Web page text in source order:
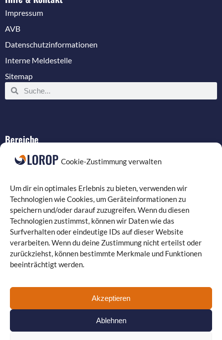
Cookie-Zustimmung verwalten
Um dir ein optimales Erlebnis zu bieten, verwenden wir
Technologien wie Cookies, um Geräteinformationen zu
speichern und/oder darauf zuzugreifen. Wenn du diesen
Technologien zustimmst, können wir Daten wie das
Surfverhalten oder eindeutige IDs auf dieser Website
verarbeiten. Wenn du deine Zustimmung nicht erteilst oder
zurückziehst, können bestimmte Merkmale und Funktionen
beeinträchtigt werden.
Akzeptieren
Ablehnen
030 330 96 26 0| Fax: 030 330 96 26 29kontakt@lorop.de
Guiollettstraße 30 | 60325 Frankfurt am Main
22| Fax: 069 870 08 21 29www.itservice-frankfurt.de
Bereiche
Verkabelung
Compliance
Programmierung
Impressum
AVB
Datenschutzinformationen
Interne Meldestelle
Sitemap